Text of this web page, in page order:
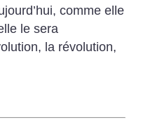
comme elle
le sera
la révolution,